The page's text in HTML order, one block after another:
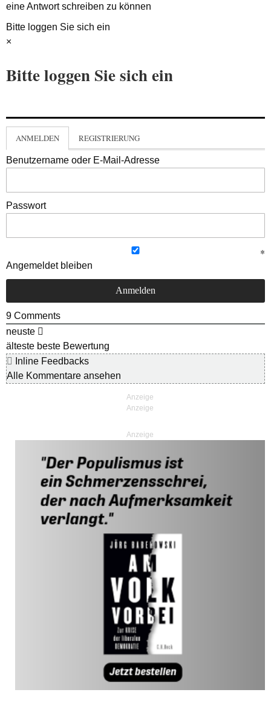
eine Antwort schreiben zu können
Bitte loggen Sie sich ein
×
Bitte loggen Sie sich ein
ANMELDEN REGISTRIERUNG
Benutzername oder E-Mail-Adresse
Passwort
Angemeldet bleiben
9 Comments
neuste
älteste beste Bewertung
Inline Feedbacks
Alle Kommentare ansehen
Anzeige